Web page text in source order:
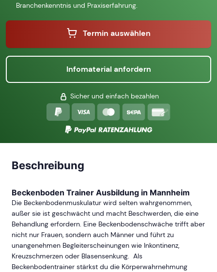
Branchenkenntnis und Praxiserfahrung.
Termin auswählen
Infomaterial anfordern
Sicher und einfach bezahlen
Beschreibung
Beckenboden Trainer Ausbildung in Mannheim
Die Beckenbodenmuskulatur wird selten wahrgenommen,
außer sie ist geschwächt und macht Beschwerden, die eine
Behandlung erfordern. Eine Beckenbodenschwäche trifft aber
nicht nur Frauen, sondern auch Männer und führt zu
unangenehmen Begleiterscheinungen wie Inkontinenz,
Kreuzschmerzen oder Blasensenkung. Als
Beckenbodentrainer stärkst du die Körperwahrnehmung